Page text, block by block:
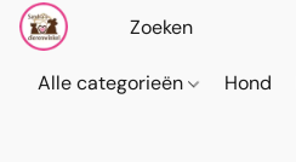
Alle categorieën Hond